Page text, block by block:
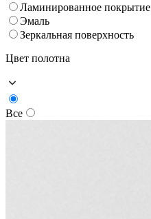
Ламинированное покрытие
Эмаль
Зеркальная поверхность
Цвет полотна
Все